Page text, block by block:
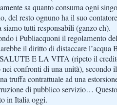
sa quanto consuma ogni
del resto ognuno ha il suo
siamo tutti responsabili (ganzo eh).
i Publiacquoni il regolamento
il diritto di distaccare
E LA VITA (ripeto il
nei confronti di una unità), secondo
truffa contrattuale ad una
di pubblico servizio…
in Italia oggi.